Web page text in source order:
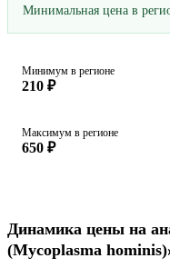
Минимальная цена в
Минимум в регионе
210 ₽
Максимум в регионе
650 ₽
Динамика цены на
(Mycoplasma